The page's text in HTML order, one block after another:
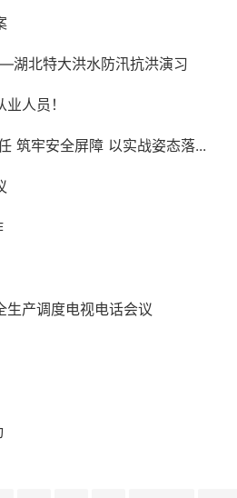
湖北特大洪水防汛抗洪演习
人员！
筑牢安全屏障 以实战姿态落...
生产调度电视电话会议